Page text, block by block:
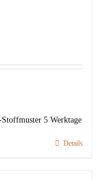
Stoffmuster 5 Werktage
Details